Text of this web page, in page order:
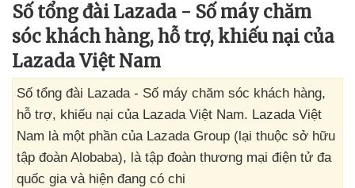
Số tổng đài Lazada - Số máy chăm
sóc khách hàng, hỗ trợ, khiếu nại của
Lazada Việt Nam
Số tổng đài Lazada - Số máy chăm sóc khách hàng,
hỗ trợ, khiếu nại của Lazada Việt Nam. Lazada Việt
Nam là một phần của Lazada Group (lại thuộc sở hữu
tập đoàn Alobaba), là tập đoàn thương mại điện tử đa
quốc gia và hiện đang có chi